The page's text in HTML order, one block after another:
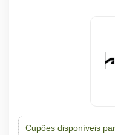
Cupões disponíveis